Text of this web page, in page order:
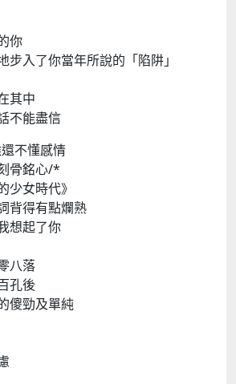
你
步入了你當年所說的「陷阱」
其中
不能盡信
不懂感情
骨銘心/*
少女時代》
背得有點爛熟
想起了你
八落
孔後
傻勁及單純